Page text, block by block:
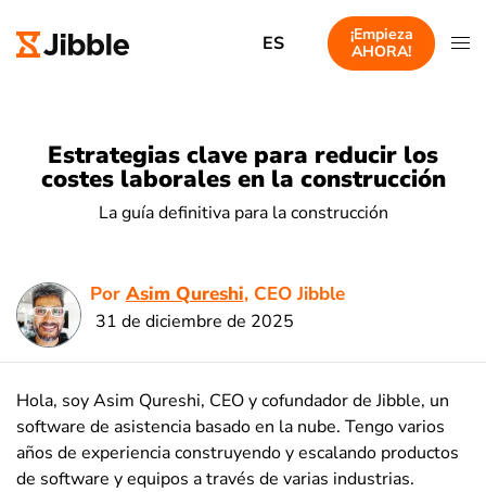
ES
¡Empieza
AHORA!
Estrategias clave para reducir los
costes laborales en la construcción
La guía definitiva para la construcción
Por Asim Qureshi, CEO Jibble
31 de diciembre de 2025
Hola, soy Asim Qureshi, CEO y cofundador de Jibble, un
software de asistencia basado en la nube. Tengo varios
años de experiencia construyendo y escalando productos
de software y equipos a través de varias industrias.